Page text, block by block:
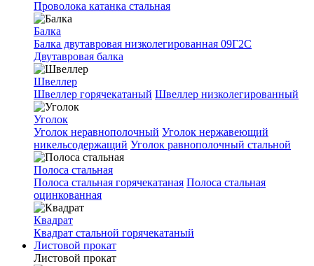
Проволока катанка стальная
Балка
Балка двутавровая низколегированная 09Г2С
Двутавровая балка
Швеллер
Швеллер горячекатаный Швеллер низколегированный
Уголок
Уголок неравнополочный Уголок нержавеющий
никельсодержащий Уголок равнополочный стальной
Полоса стальная
Полоса стальная горячекатаная Полоса стальная
оцинкованная
Квадрат
Квадрат стальной горячекатаный
Листовой прокат
Листовой прокат